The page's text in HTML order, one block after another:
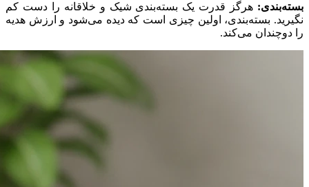
بسته‌بندی: هرگز قدرت یک بسته‌بندی شیک و خلاقانه را دست کم
نگیرید. بسته‌بندی، اولین چیزی است که دیده می‌شود و ارزش هدیه
را دوچندان می‌کند.